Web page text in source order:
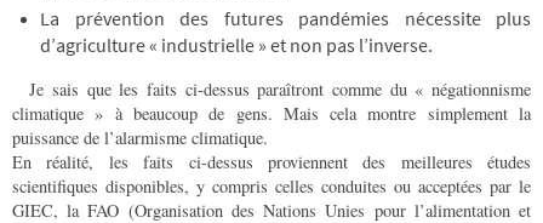
La prévention des futures pandémies nécessite plus
d’agriculture « industrielle » et non pas l’inverse.
Je sais que les faits ci-dessus paraîtront comme du « négationnisme
climatique » à beaucoup de gens. Mais cela montre simplement la
puissance de l’alarmisme climatique.
En réalité, les faits ci-dessus proviennent des meilleures études
scientifiques disponibles, y compris celles conduites ou acceptées par le
GIEC, la FAO (Organisation des Nations Unies pour l’alimentation et